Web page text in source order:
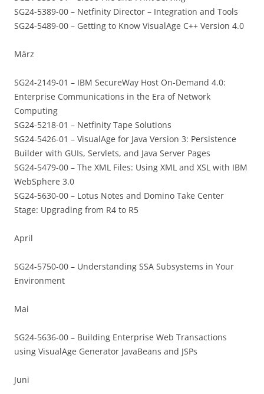
SG24-5389-00 – Netfinity Director – Integration and Tools
SG24-5489-00 – Getting to Know VisualAge C++ Version 4.0
März
SG24-2149-01 – IBM SecureWay Host On-Demand 4.0:
Enterprise Communications in the Era of Network
Computing
SG24-5218-01 – Netfinity Tape Solutions
SG24-5426-01 – VisualAge for Java Version 3: Persistence
Builder with GUIs, Servlets, and Java Server Pages
SG24-5479-00 – The XML Files: Using XML and XSL with IBM
WebSphere 3.0
SG24-5630-00 – Lotus Notes and Domino Take Center
Stage: Upgrading from R4 to R5
April
SG24-5750-00 – Understanding SSA Subsystems in Your
Environment
Mai
SG24-5636-00 – Building Enterprise Web Transactions
using VisualAge Generator JavaBeans and JSPs
Juni